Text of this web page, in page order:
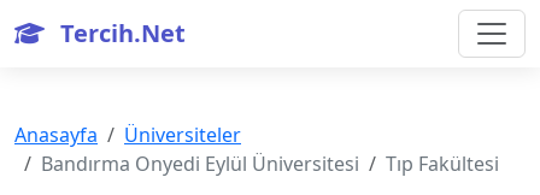
Tercih.Net
Anasayfa
Üniversiteler
Bandırma Onyedi Eylül Üniversitesi
Tıp Fakültesi